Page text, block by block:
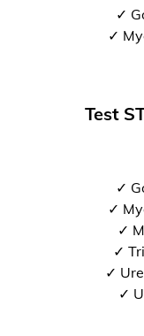
✓
✓
Test
✓
✓
✓
✓
✓
✓